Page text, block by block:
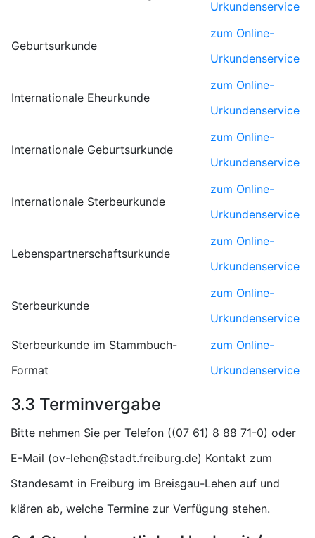
Urkundenservice
Geburtsurkunde
zum Online-
Urkundenservice
Internationale Eheurkunde
zum Online-
Urkundenservice
Internationale Geburtsurkunde
zum Online-
Urkundenservice
Internationale Sterbeurkunde
zum Online-
Urkundenservice
Lebenspartnerschaftsurkunde
zum Online-
Urkundenservice
Sterbeurkunde
zum Online-
Urkundenservice
Sterbeurkunde im Stammbuch-
Format
zum Online-
Urkundenservice
3.3 Terminvergabe
Bitte nehmen Sie per Telefon (
) oder
E-Mail (
) Kontakt zum
Standesamt in Freiburg im Breisgau-Lehen auf und
klären ab, welche Termine zur Verfügung stehen.